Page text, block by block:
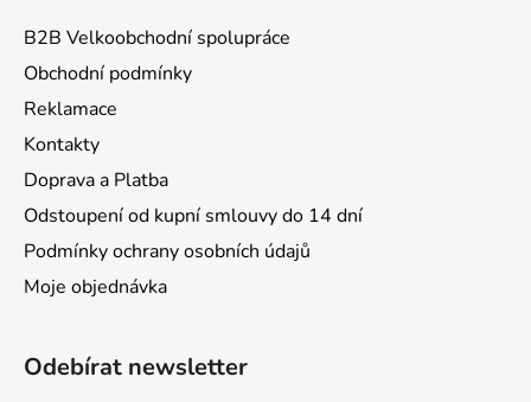
B2B Velkoobchodní spolupráce
Obchodní podmínky
Reklamace
Kontakty
Doprava a Platba
Odstoupení od kupní smlouvy do 14 dní
Podmínky ochrany osobních údajů
Moje objednávka
Odebírat newsletter